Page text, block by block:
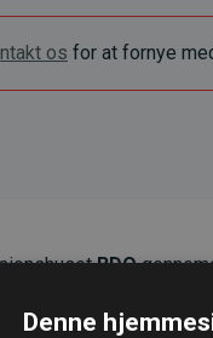
os for at fornye
BDO
Denne